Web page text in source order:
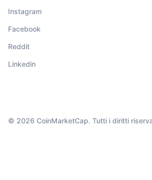
Instagram
Facebook
Reddit
Linkedin
© 2026 CoinMarketCap. Tutti i diritti